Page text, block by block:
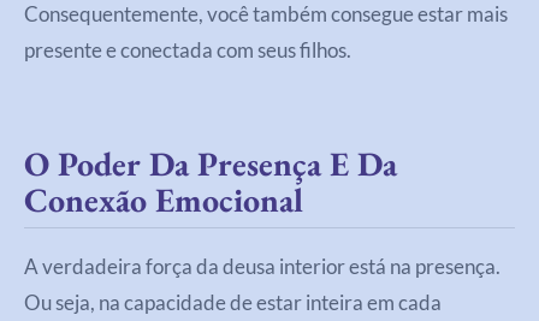
Consequentemente, você também consegue estar mais
presente e conectada com seus filhos.
O Poder Da Presença E Da
Conexão Emocional
A verdadeira força da deusa interior está na presença.
Ou seja, na capacidade de estar inteira em cada